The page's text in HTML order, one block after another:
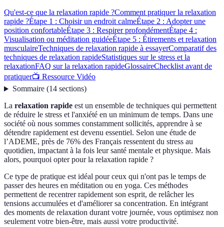
Qu'est-ce que la relaxation rapide ?Comment pratiquer la relaxation
rapide ?Étape 1 : Choisir un endroit calmeÉtape 2 : Adopter une
position confortableÉtape 3 : Respirer profondémentÉtape 4 :
Visualisation ou méditation guidéeÉtape 5 : Étirements et relaxation
musculaireTechniques de relaxation rapide à essayerComparatif des
techniques de relaxation rapideStatistiques sur le stress et la
relaxationFAQ sur la relaxation rapideGlossaireChecklist avant de
pratiquer📺 Ressource Vidéo
Sommaire(14 sections)
La relaxation rapide est un ensemble de techniques qui permettent
de réduire le stress et l'anxiété en un minimum de temps. Dans une
société où nous sommes constamment sollicités, apprendre à se
détendre rapidement est devenu essentiel. Selon une étude de
l’ADEME, près de 76% des Français ressentent du stress au
quotidien, impactant à la fois leur santé mentale et physique. Mais
alors, pourquoi opter pour la relaxation rapide ?
Ce type de pratique est idéal pour ceux qui n'ont pas le temps de
passer des heures en méditation ou en yoga. Ces méthodes
permettent de recentrer rapidement son esprit, de relâcher les
tensions accumulées et d'améliorer sa concentration. En intégrant
des moments de relaxation durant votre journée, vous optimisez non
seulement votre bien-être, mais aussi votre productivité.